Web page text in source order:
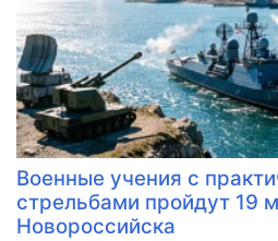
Военные учения с
стрельбами пройдут 19
Новороссийска